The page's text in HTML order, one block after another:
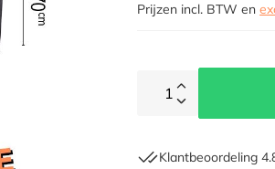
Prijzen incl. BTW en
1
Klantbeoordeling